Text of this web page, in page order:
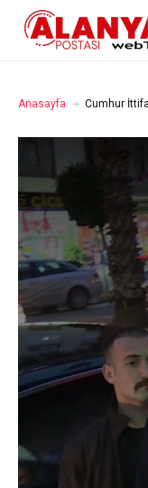
Anasayfa Cumhur